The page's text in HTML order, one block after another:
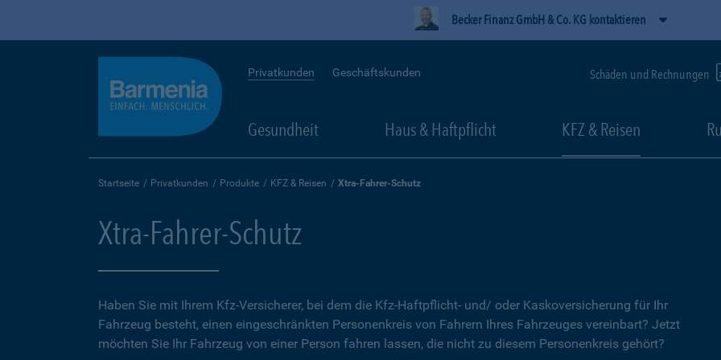
Becker Finanz GmbH & Co. KG kontaktieren
Privatkunden Geschäftskunden Schäden und Rechnungen
Gesundheit Haus & Haftpflicht KFZ & Reisen
Startseite Privatkunden Produkte KFZ & Reisen Xtra-Fahrer-Schutz
Xtra-Fahrer-Schutz
Haben Sie mit Ihrem Kfz-Versicherer, bei dem die Kfz-Haftpflicht- und/ oder Kaskoversicherung für Ihr
Fahrzeug besteht, einen eingeschränkten Personenkreis von Fahrern Ihres Fahrzeuges vereinbart? Jetzt
möchten Sie Ihr Fahrzeug von einer Person fahren lassen, die nicht zu diesem Personenkreis gehört?